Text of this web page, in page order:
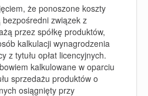
że ponoszone koszty
bezpośredni związek z
przez spółkę produktów,
kalkulacji wynagrodzenia
z tytułu opłat licencyjnych.
kalkulowane w oparciu
sprzedażu produktów o
osiągnięty przy